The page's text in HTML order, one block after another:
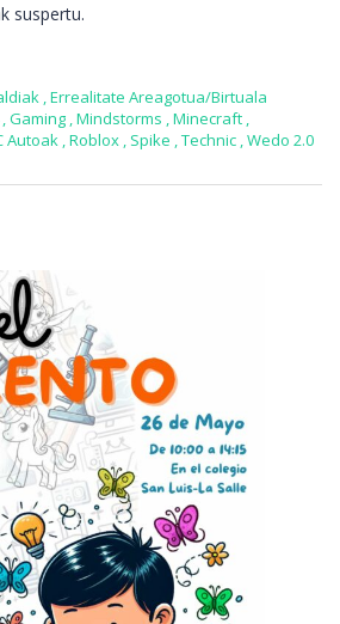
suspertu.
,Errealitate Areagotua/Birtuala
,Gaming ,Mindstorms ,Minecraft ,
Autoak ,Roblox , Spike ,Technic ,Wedo 2.0